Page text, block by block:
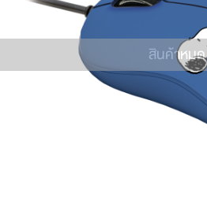
สินค้าหมด